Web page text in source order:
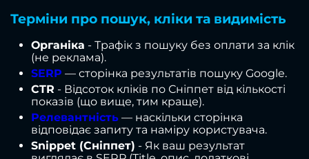
Терміни про пошук, кліки та видимість
Органіка - Трафік з пошуку без оплати за клік
(не реклама).
SERP — сторінка результатів пошуку Google.
CTR - Відсоток кліків по Сніппет від кількості
показів (що вище, тим краще).
Релевантність — наскільки сторінка
відповідає запиту та наміру користувача.
Snippet (Сніппет) - Як ваш результат